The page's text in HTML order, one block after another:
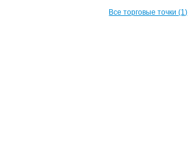
Все торговые точки (1)